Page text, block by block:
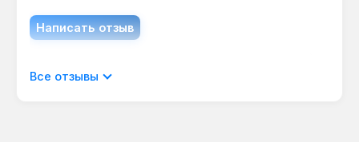
Написать отзыв
Отображать отзывы только на текущем
Все отзывы